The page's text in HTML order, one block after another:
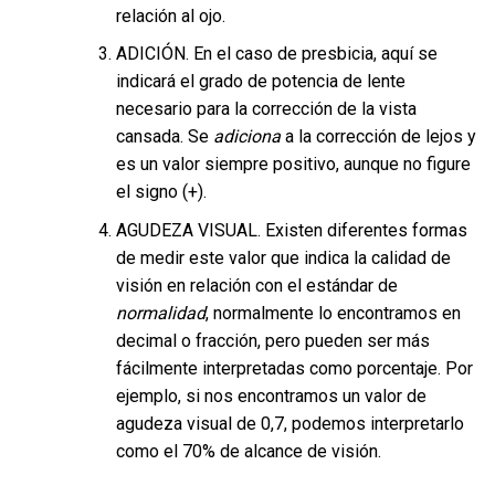
relación al ojo.
ADICIÓN. En el caso de presbicia, aquí se
indicará el grado de potencia de lente
necesario para la corrección de la vista
cansada. Se adiciona a la corrección de lejos y
es un valor siempre positivo, aunque no figure
el signo (+).
AGUDEZA VISUAL. Existen diferentes formas
de medir este valor que indica la calidad de
visión en relación con el estándar de
normalidad, normalmente lo encontramos en
decimal o fracción, pero pueden ser más
fácilmente interpretadas como porcentaje. Por
ejemplo, si nos encontramos un valor de
agudeza visual de 0,7, podemos interpretarlo
como el 70% de alcance de visión.